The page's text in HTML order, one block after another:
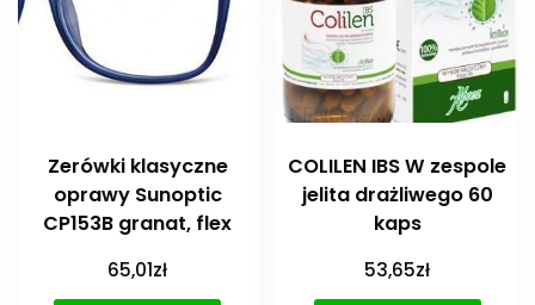
Zerówki klasyczne
oprawy Sunoptic
CP153B granat, flex
65,01zł
COLILEN IBS W zespole
jelita drażliwego 60
kaps
53,65zł